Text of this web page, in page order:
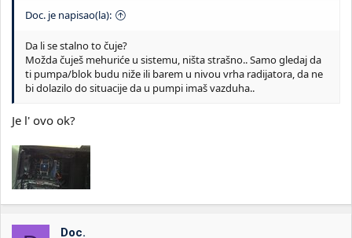
Doc. je napisao(la):
Da li se stalno to čuje?
Možda čuješ mehuriće u sistemu, ništa strašno.. Samo gledaj da
ti pumpa/blok budu niže ili barem u nivou vrha radijatora, da ne
bi dolazilo do situacije da u pumpi imaš vazduha..
Je l' ovo ok?
Doc.